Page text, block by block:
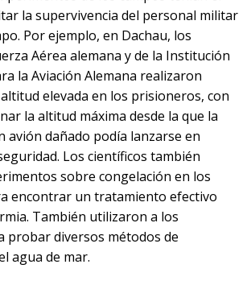
la supervivencia del personal militar
Por ejemplo, en Dachau, los
Aérea alemana y de la Institución
la Aviación Alemana realizaron
elevada en los prisioneros, con
la altitud máxima desde la que la
avión dañado podía lanzarse en
Los científicos también
sobre congelación en los
encontrar un tratamiento efectivo
También utilizaron a los
probar diversos métodos de
agua de mar.